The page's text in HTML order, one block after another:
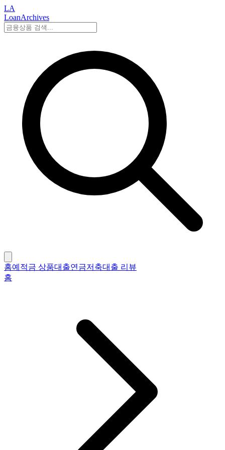
LA
LoanArchives
홈예적금 상품대출연금저축대출 리뷰
홈